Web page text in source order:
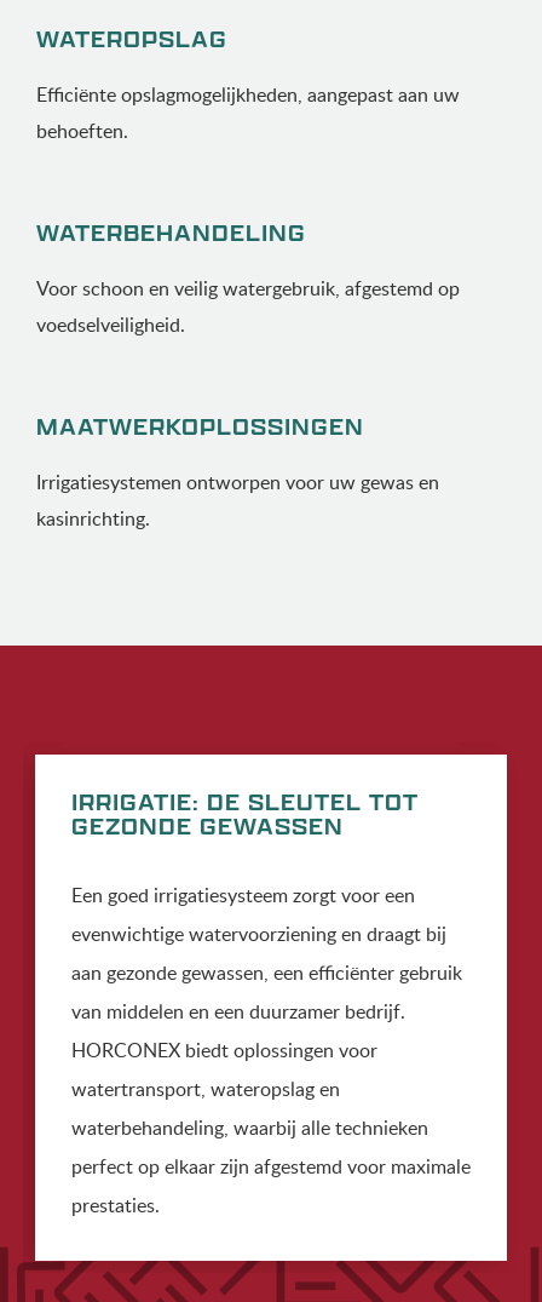
WATEROPSLAG
Efficiënte opslagmogelijkheden, aangepast aan uw
behoeften.
WATERBEHANDELING
Voor schoon en veilig watergebruik, afgestemd op
voedselveiligheid.
MAATWERKOPLOSSINGEN
Irrigatiesystemen ontworpen voor uw gewas en
kasinrichting.
IRRIGATIE: DE SLEUTEL TOT
GEZONDE GEWASSEN
Een goed irrigatiesysteem zorgt voor een
evenwichtige watervoorziening en draagt bij
aan gezonde gewassen, een efficiënter gebruik
van middelen en een duurzamer bedrijf.
HORCONEX biedt oplossingen voor
watertransport, wateropslag en
waterbehandeling, waarbij alle technieken
perfect op elkaar zijn afgestemd voor maximale
prestaties.